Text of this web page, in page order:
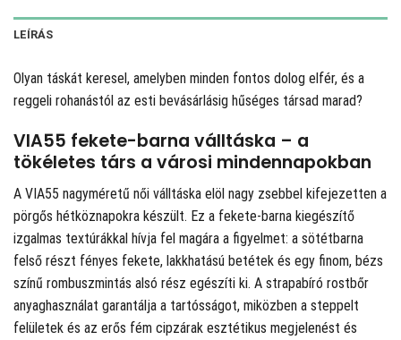
LEÍRÁS
Olyan táskát keresel, amelyben minden fontos dolog elfér, és a
reggeli rohanástól az esti bevásárlásig hűséges társad marad?
VIA55 fekete-barna válltáska – a
tökéletes társ a városi mindennapokban
A VIA55 nagyméretű női válltáska elöl nagy zsebbel kifejezetten a
pörgős hétköznapokra készült. Ez a fekete-barna kiegészítő
izgalmas textúrákkal hívja fel magára a figyelmet: a sötétbarna
felső részt fényes fekete, lakkhatású betétek és egy finom, bézs
színű rombuszmintás alsó rész egészíti ki. A strapabíró rostbőr
anyaghasználat garantálja a tartósságot, miközben a steppelt
felületek és az erős fém cipzárak esztétikus megjelenést és